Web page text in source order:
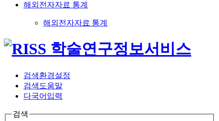
해외전자자료 통계
해외전자자료 통계
검색환경설정
검색도움말
다국어입력
검색